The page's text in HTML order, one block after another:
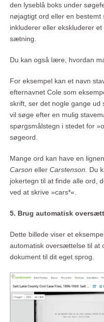
den lyseblå boks under
nøjagtigt ord eller en
inkluderer eller ekskluderer
sætning.
Du kan også lære, hvordan
For eksempel kan et navn
efternavnet Cole som
skrift, ser det nogle gange ud
vil søge efter en mulig
spørgsmålstegn i stedet for
søgeord.
Mange ord kan have en
Carson eller Carstenson. Du
jokertegn til at finde alle ord,
ved at skrive »cars*«.
5. Brug automatisk
Dette billede viser et
automatisk oversættelse til at
dokument til dit eget sprog.